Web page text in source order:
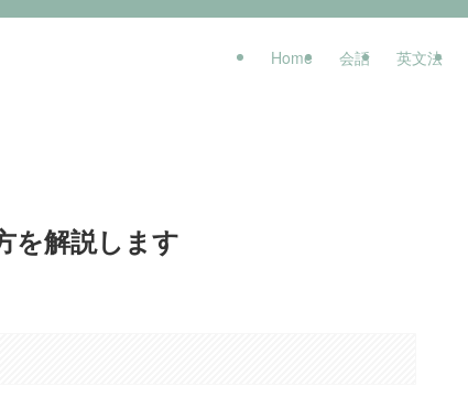
Home 会話 英文法
を解説します